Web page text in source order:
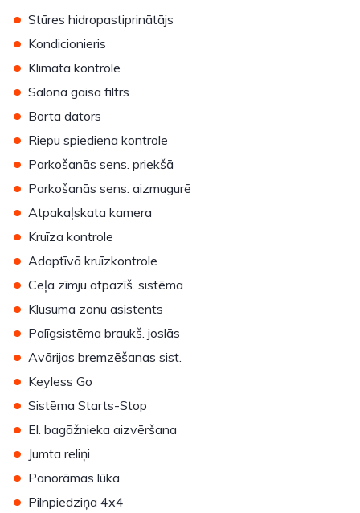
• Stūres hidropastiprinātājs
• Kondicionieris
• Klimata kontrole
• Salona gaisa filtrs
• Borta dators
• Riepu spiediena kontrole
• Parkošanās sens. priekšā
• Parkošanās sens. aizmugurē
• Atpakaļskata kamera
• Kruīza kontrole
• Adaptīvā kruīzkontrole
• Ceļa zīmju atpazīš. sistēma
• Klusuma zonu asistents
• Palīgsistēma braukš. joslās
• Avārijas bremzēšanas sist.
• Keyless Go
• Sistēma Starts-Stop
• El. bagāžnieka aizvēršana
• Jumta reliņi
• Panorāmas lūka
• Pilnpiedziņa 4x4